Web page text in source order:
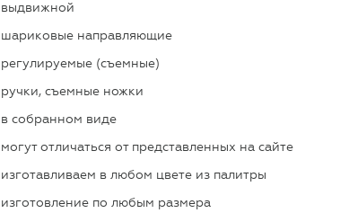
выдвижной
шариковые направляющие
регулируемые (съемные)
ручки, съемные ножки
в собранном виде
могут отличаться от представленных на сайте
изготавливаем в любом цвете из палитры
изготовление по любым размера